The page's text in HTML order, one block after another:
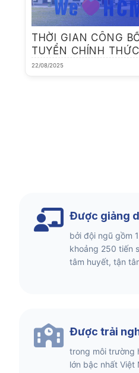
THỜI GIAN CÔNG
TUYỂN CHÍNH
CHÍNH QUY NĂM
22/08/2025
Được giảng
bởi đội ngũ gồm
khoảng 250 tiến
tâm huyết, tận
Được trải
trong môi trường
lớn bậc nhất Việt